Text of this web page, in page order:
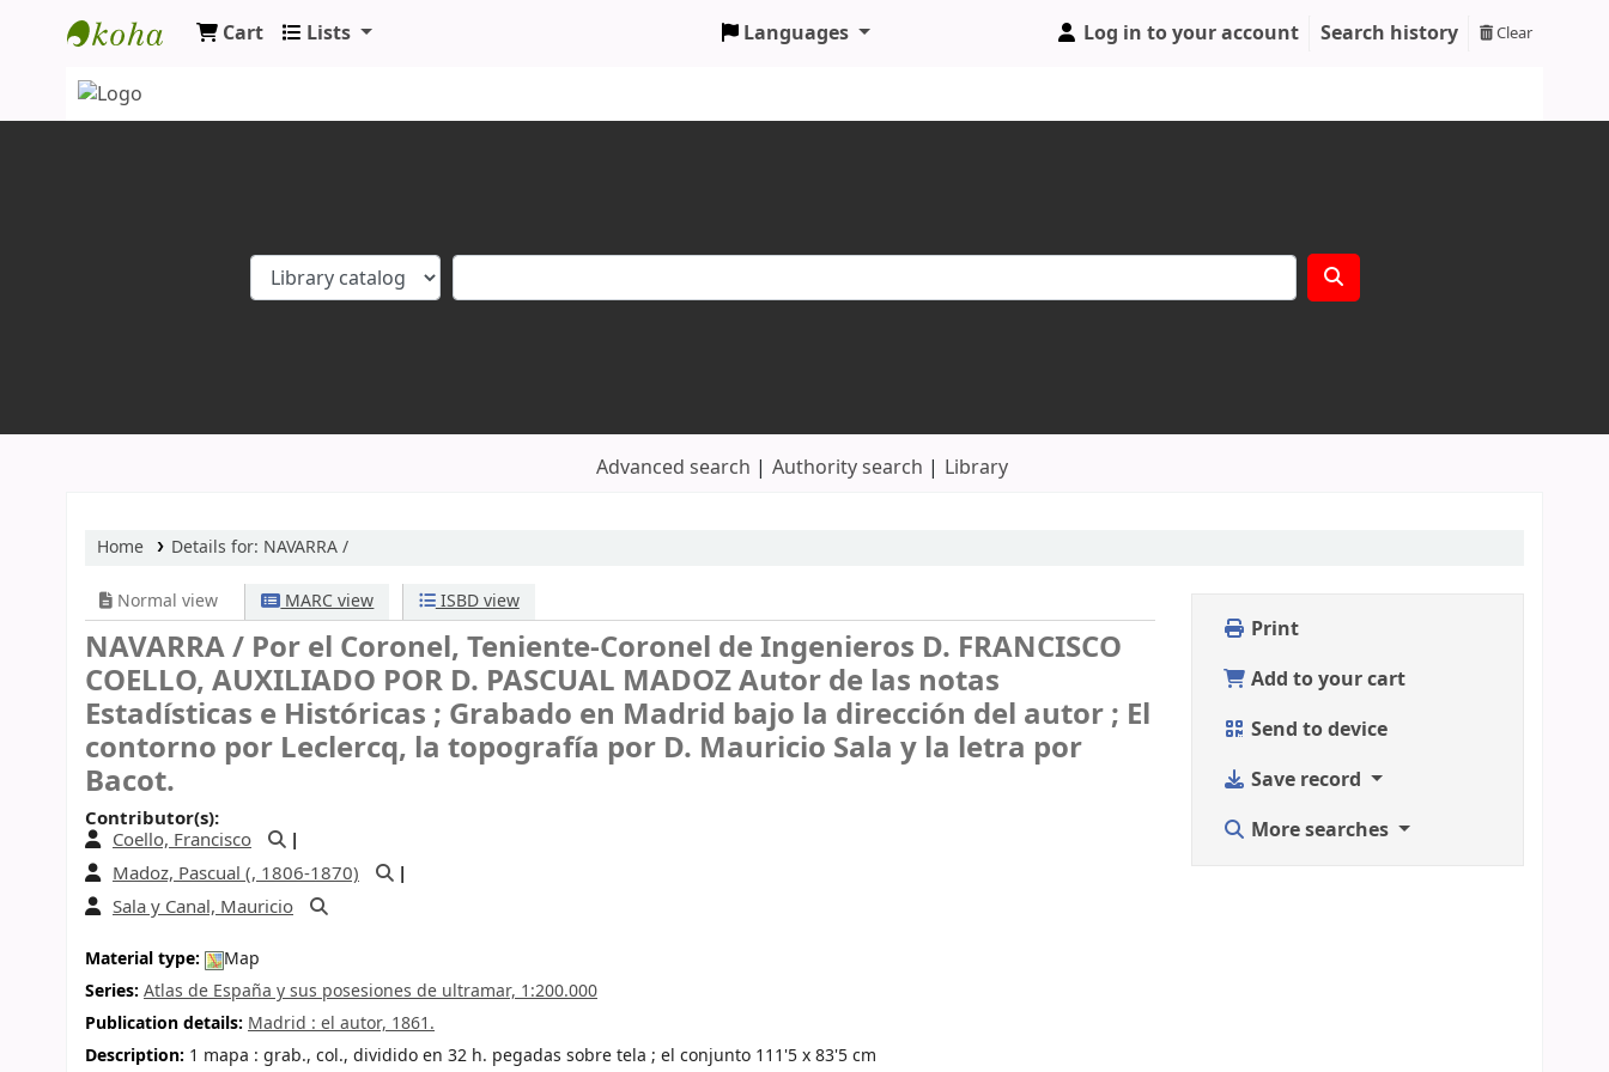
Koha online
Cart Lists Languages Log in to your account Search history Clear
Advanced search Authority search Library
Home Details for: NAVARRA /
Normal view MARC view ISBD view
NAVARRA / Por el Coronel, Teniente-Coronel de Ingenieros D. FRANCISCO
COELLO, AUXILIADO POR D. PASCUAL MADOZ Autor de las notas
Estadísticas e Históricas ; Grabado en Madrid bajo la dirección del autor ; El
contorno por Leclercq, la topografía por D. Mauricio Sala y la letra por
Bacot.
Contributor(s):
Coello, Francisco
Madoz, Pascual (, 1806-1870)
Sala y Canal, Mauricio
Material type:
Map
Series: Atlas de España y sus posesiones de ultramar, 1:200.000
Publication details: Madrid : el autor, 1861.
Description: 1 mapa : grab., col., dividido en 32 h. pegadas sobre tela ; el conjunto 111'5 x 83'5 cm
Print
Add to your cart
Send to device
Save record
More searches